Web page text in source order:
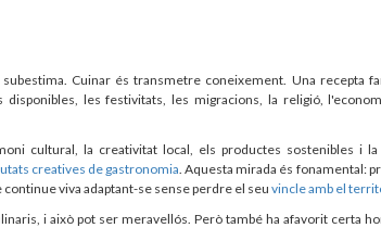
Cuinar és transmetre coneixement. Una recepta
les festivitats, les migracions, la religió,
cultural, la creativitat local, els productes sostenibles i
creatives de gastronomia . Aquesta mirada és fonamental:
viva adaptant-se sense perdre el seu vincle amb el
i això pot ser meravellós. Però també ha afavorit certa